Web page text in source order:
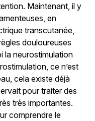
Maintenant, il y
en
transcutanée,
douloureuses
la neurostimulation
ce n’est
cela existe déjà
pour traiter des
très importantes.
comprendre le